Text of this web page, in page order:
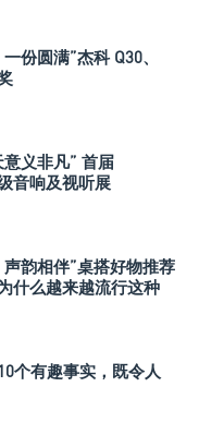
份圆满”杰科 Q30、
义非凡” 首届
音响及视听展
韵相伴”桌搭好物推荐
什么越来越流行这种
个有趣事实，既令人